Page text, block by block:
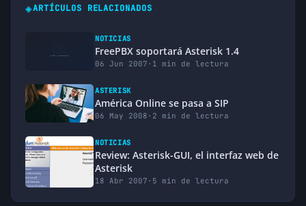
◈ARTÍCULOS RELACIONADOS
NOTICIAS
FreePBX soportará Asterisk 1.4
06 Jun 2007 · 1 min de lectura
ASTERISK
América Online se pasa a SIP
06 May 2008 · 2 min de lectura
NOTICIAS
Review: Asterisk-GUI, el interfaz web de
Asterisk
18 Abr 2007 · 5 min de lectura